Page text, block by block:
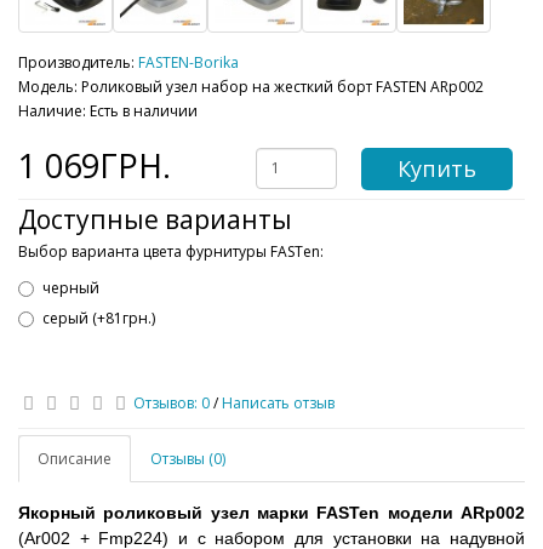
Производитель: FASTEN-Borika
Модель: Роликовый узел набор на жесткий борт FASTEN ARp002
Наличие: Есть в наличии
1 069ГРН. Купить
Доступные варианты
Выбор варианта цвета фурнитуры FASTen:
черный
серый (+81грн.)
Отзывов: 0/Написать отзыв
Описание Отзывы (0)
Якорный роликовый узел марки FASTen модели ARp002
(Ar002 + Fmp224) и с набором для установки на надувной